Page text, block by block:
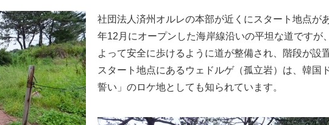
社団法人済州オルレの本部が近くにスタート地点が
年12月にオープンした海岸線沿いの平坦な道ですが
よって安全に歩けるように道が整備され、階段が設
スタート地点にあるウェドルゲ（孤立岩）は、韓国
誓い」のロケ地としても知られています。